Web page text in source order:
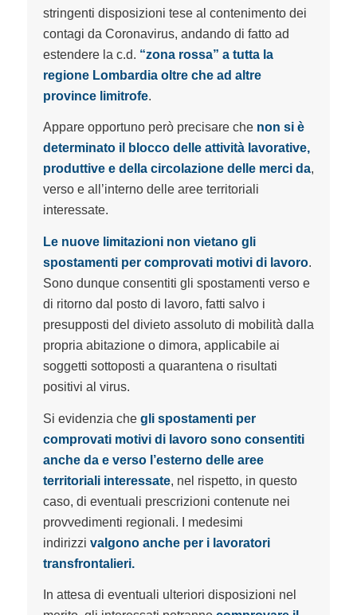
stringenti disposizioni tese al contenimento dei
contagi da Coronavirus, andando di fatto ad
estendere la c.d. “zona rossa” a tutta la
regione Lombardia oltre che ad altre
province limitrofe.
Appare opportuno però precisare che non si è
determinato il blocco delle attività lavorative,
produttive e della circolazione delle merci da,
verso e all’interno delle aree territoriali
interessate.
Le nuove limitazioni non vietano gli
spostamenti per comprovati motivi di lavoro.
Sono dunque consentiti gli spostamenti verso e
di ritorno dal posto di lavoro, fatti salvo i
presupposti del divieto assoluto di mobilità dalla
propria abitazione o dimora, applicabile ai
soggetti sottoposti a quarantena o risultati
positivi al virus.
Si evidenzia che gli spostamenti per
comprovati motivi di lavoro sono consentiti
anche da e verso l’esterno delle aree
territoriali interessate, nel rispetto, in questo
caso, di eventuali prescrizioni contenute nei
provvedimenti regionali. I medesimi
indirizzi valgono anche per i lavoratori
transfrontalieri.
In attesa di eventuali ulteriori disposizioni nel